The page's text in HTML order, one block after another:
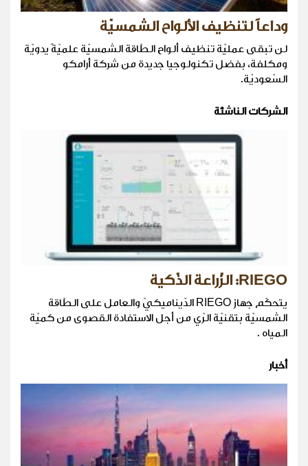
وداعاً لتنظيف الألواح الشمسيّة
لن تبقى عمليّة تنظيف ألواح الطّاقة الشمسيّة علميّةً يدويّة
ومكلفة، بفضل تكنولوجيا جديدة من شركة أرامكو
السّعوديّة.
الشركات الناشئة
RIEGO: الزّراعة الذّكية
يتحكّم جهاز RIEGO الدّيناميكيّ والعامل على الطّاقة
الشمسيّة بتقنيّة الرّي من أجل الاستفادة القصوى من كميّة
المياه .
أخبار